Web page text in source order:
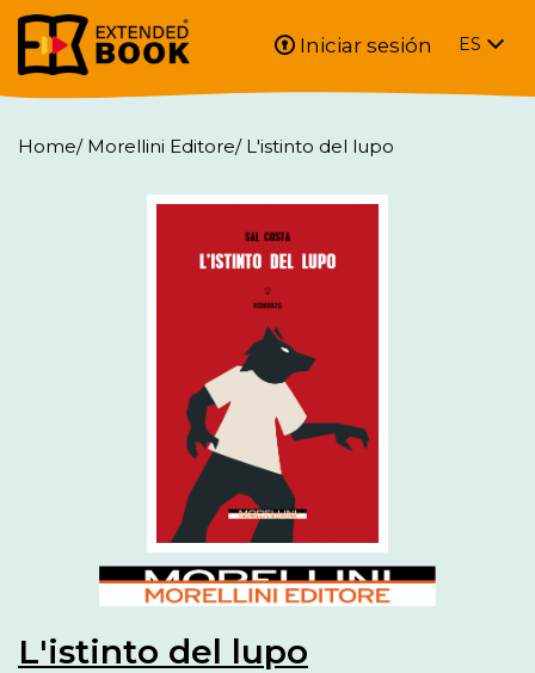
Iniciar sesión ES
Home/ Morellini Editore/ L'istinto del lupo
L'istinto del lupo